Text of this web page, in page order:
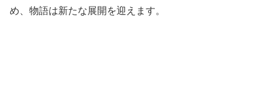
め、物語は新たな展開を迎えます。